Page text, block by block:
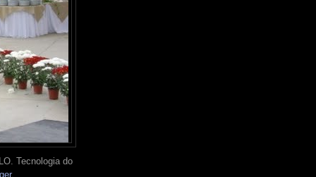
Tecnologia do
.